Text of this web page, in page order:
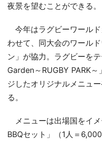
夜景を望むことができる。
今年はラグビーワール
わせて、同大会のワール
ン」が協力。ラグビーを
Garden～RUGBY PARK
ジしたオリジナルメニュ
る。
メニューは出場国をイ
BBQセット」（1人＝